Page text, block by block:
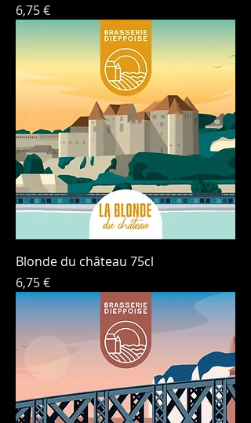
Price
6,75 €
Blonde du château 75cl
Price
6,75 €